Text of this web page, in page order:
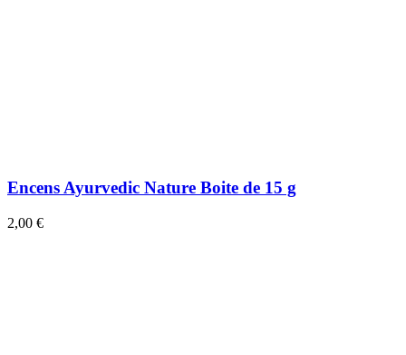
Encens Ayurvedic Nature Boite de 15 g
2,00 €